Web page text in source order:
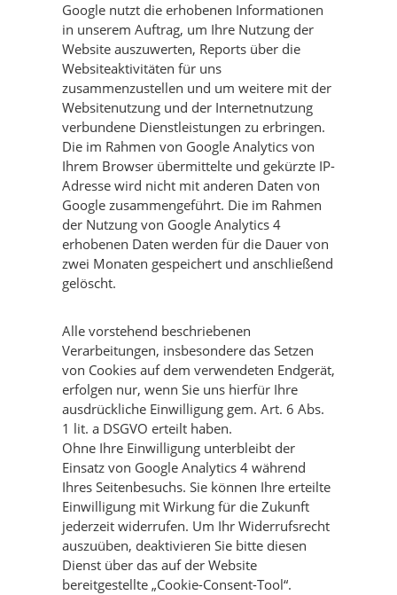
Google nutzt die erhobenen Informationen
in unserem Auftrag, um Ihre Nutzung der
Website auszuwerten, Reports über die
Websiteaktivitäten für uns
zusammenzustellen und um weitere mit der
Websitenutzung und der Internetnutzung
verbundene Dienstleistungen zu erbringen.
Die im Rahmen von Google Analytics von
Ihrem Browser übermittelte und gekürzte IP-
Adresse wird nicht mit anderen Daten von
Google zusammengeführt. Die im Rahmen
der Nutzung von Google Analytics 4
erhobenen Daten werden für die Dauer von
zwei Monaten gespeichert und anschließend
gelöscht.
Alle vorstehend beschriebenen
Verarbeitungen, insbesondere das Setzen
von Cookies auf dem verwendeten Endgerät,
erfolgen nur, wenn Sie uns hierfür Ihre
ausdrückliche Einwilligung gem. Art. 6 Abs.
1 lit. a DSGVO erteilt haben.
Ohne Ihre Einwilligung unterbleibt der
Einsatz von Google Analytics 4 während
Ihres Seitenbesuchs. Sie können Ihre erteilte
Einwilligung mit Wirkung für die Zukunft
jederzeit widerrufen. Um Ihr Widerrufsrecht
auszuüben, deaktivieren Sie bitte diesen
Dienst über das auf der Website
bereitgestellte „Cookie-Consent-Tool“.